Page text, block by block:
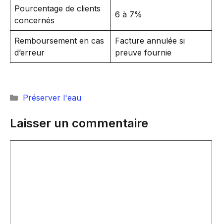
Pourcentage de clients
concernés
6 à 7%
Remboursement en cas
d’erreur
Facture annulée si
preuve fournie
Catégories
Préserver l'eau
Laisser un commentaire